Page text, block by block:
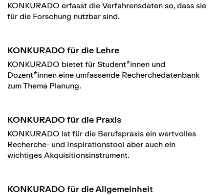
KONKURADO erfasst die Verfahrensdaten so, dass sie
für die Forschung nutzbar sind.
KONKURADO für die Lehre
KONKURADO bietet für Student*innen und
Dozent*innen eine umfassende Recherchedatenbank
zum Thema Planung.
KONKURADO für die Praxis
KONKURADO ist für die Berufspraxis ein wertvolles
Recherche- und Inspirationstool aber auch ein
wichtiges Akquisitionsinstrument.
KONKURADO für die Allgemeinheit